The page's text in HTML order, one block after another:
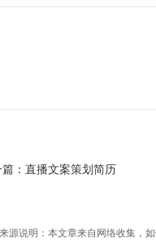
篇： 直播文案策划简历
源说明：本文章来自网络收集，